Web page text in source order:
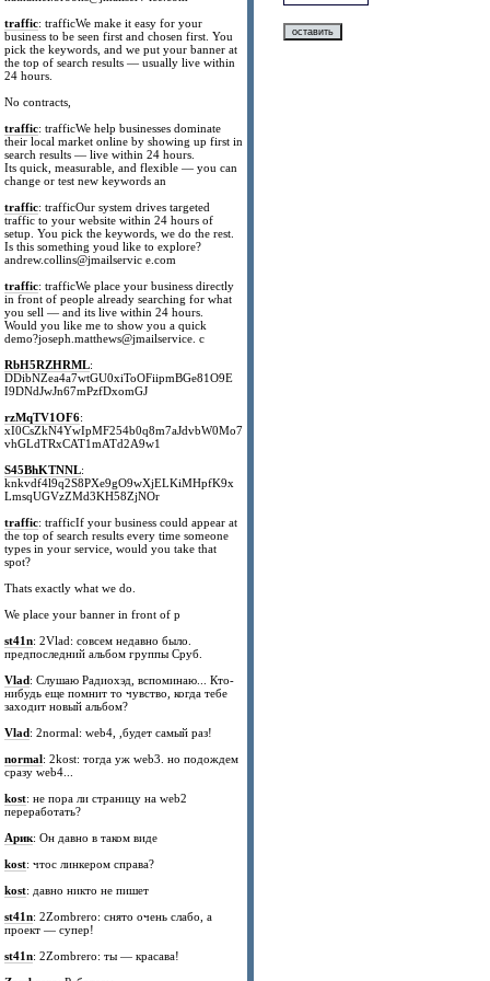
traffic: trafficWe make it easy for your
business to be seen first and chosen first. You
pick the keywords, and we put your banner at
the top of search results — usually live within
24 hours.
No contracts,
traffic: trafficWe help businesses dominate
their local market online by showing up first in
search results — live within 24 hours.
Its quick, measurable, and flexible — you can
change or test new keywords an
traffic: trafficOur system drives targeted
traffic to your website within 24 hours of
setup. You pick the keywords, we do the rest.
Is this something youd like to explore?
andrew.collins@jmailservic e.com
traffic: trafficWe place your business directly
in front of people already searching for what
you sell — and its live within 24 hours.
Would you like me to show you a quick
demo?joseph.matthews@jmailservice. c
RbH5RZHRML:
DDibNZea4a7wtGU0xiToOFiipmBGe81O9E
I9DNdJwJn67mPzfDxomGJ
rzMqTV1OF6:
xI0CsZkN4YwIpMF254b0q8m7aJdvbW0Mo7
vhGLdTRxCAT1mATd2A9w1
S45BhKTNNL:
knkvdf4l9q2S8PXe9gO9wXjELKiMHpfK9x
LmsqUGVzZMd3KH58ZjNOr
traffic: trafficIf your business could appear at
the top of search results every time someone
types in your service, would you take that
spot?
Thats exactly what we do.
We place your banner in front of p
st41n: 2Vlad: совсем недавно было.
предпоследний альбом группы Сруб.
Vlad: Слушаю Радиохэд, вспоминаю... Кто-
нибудь еще помнит то чувство, когда тебе
заходит новый альбом?
Vlad: 2normal: web4, ,будет самый раз!
normal: 2kost: тогда уж web3. но подождем
сразу web4...
kost: не пора ли страницу на web2
переработать?
Арик: Он давно в таком виде
kost: чтос линкером справа?
kost: давно никто не пишет
st41n: 2Zombrero: снято очень слабо, а
проект — супер!
st41n: 2Zombrero: ты — красава!